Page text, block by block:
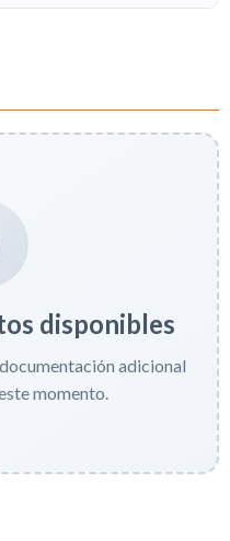
disponibles
adicional
momento.